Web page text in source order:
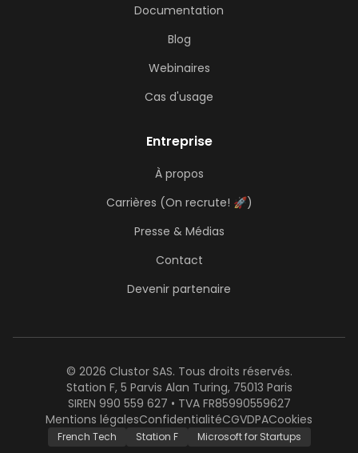
Documentation
Blog
Webinaires
Cas d'usage
Entreprise
À propos
Carrières (On recrute! 🚀)
Presse & Médias
Contact
Devenir partenaire
© 2026 Clustor SAS. Tous droits réservés.
Station F, 5 Parvis Alan Turing, 75013 Paris
SIREN 990 559 627 • TVA FR85990559627
Mentions légalesConfidentialitéCGVDPACookies
French Tech Station F Microsoft for Startups